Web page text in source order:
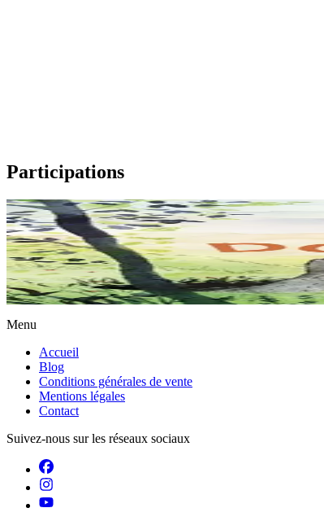
Participations
3 ans et plus
Beyond the burrow
L’immensité du monde peut paraître angoissante – surtout
En stock14,00 €
Menu
Accueil
Blog
Conditions générales de vente
Mentions légales
Contact
Suivez-nous sur les réseaux sociaux